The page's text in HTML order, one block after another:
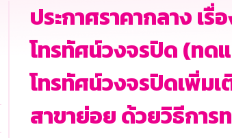
ประกาศราคากลาง เ
โทรทัศน์วงจรปิด (ทด
โทรทัศน์วงจรปิดเพิ่ม
สาขาย่อย ด้วยวิธีการ